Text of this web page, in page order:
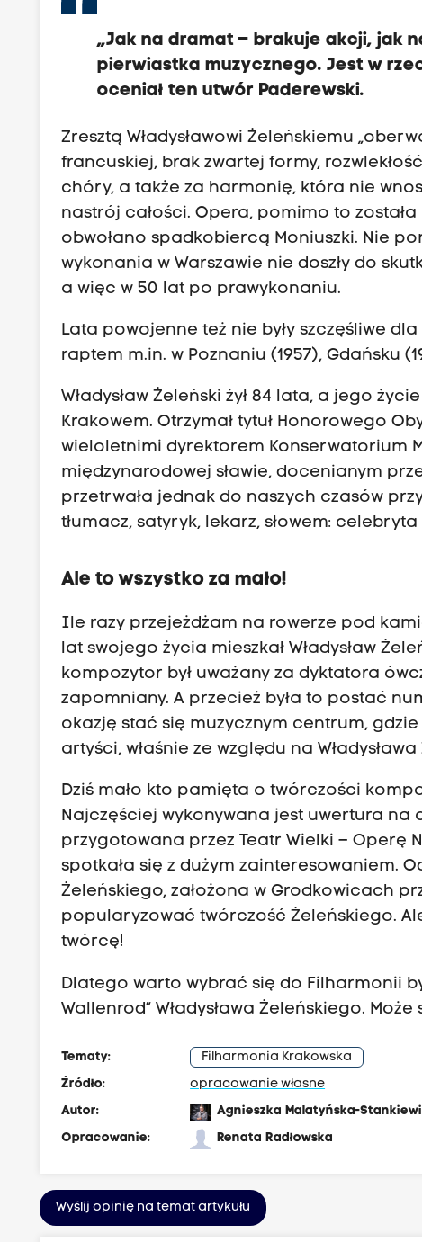
„Jak na dramat – brakuje akcji, jak
pierwiastka muzycznego. Jest w
oceniał ten utwór Paderewski.
Zresztą Władysławowi Żeleńskiemu
francuskiej, brak zwartej formy,
chóry, a także za harmonię, która nie
nastrój całości. Opera, pomimo to
obwołano spadkobiercą Moniuszki. Nie
wykonania w Warszawie nie doszły do
a więc w 50 lat po prawykonaniu.
Lata powojenne też nie były szczęśliwe
raptem m.in. w Poznaniu (1957), Gdańsku
Władysław Żeleński żył 84 lata, a jego
Krakowem. Otrzymał tytuł Honorowego
wieloletnimi dyrektorem Konserwatorium
międzynarodowej sławie, docenianym
przetrwała jednak do naszych czasów
tłumacz, satyryk, lekarz, słowem:
Ale to wszystko za mało!
Ile razy przejeżdżam na rowerze pod
lat swojego życia mieszkał Władysław
kompozytor był uważany za dyktatora
zapomniany. A przecież była to postać
okazję stać się muzycznym centrum,
artyści, właśnie ze względu na
Dziś mało kto pamięta o twórczości
Najczęściej wykonywana jest uwertura na
przygotowana przez Teatr Wielki – Operę
spotkała się z dużym zainteresowaniem.
Żeleńskiego, założona w Grodkowicach
popularyzować twórczość Żeleńskiego.
twórcę!
Dlatego warto wybrać się do Filharmonii
Wallenrod” Władysława Żeleńskiego.
Tematy:
Filharmonia Krakowska
Źródło:
opracowanie własne
Autor:
Agnieszka Malatyńska-
Opracowanie:
Renata Radłowska
Wyślij opinię na temat artykułu